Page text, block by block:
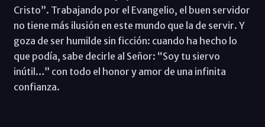
Cristo”. Trabajando por el Evangelio, el buen servidor
no tiene más ilusión en este mundo que la de servir. Y
goza de ser humilde sin ficción: cuando ha hecho lo
que podía, sabe decirle al Señor: “Soy tu siervo
inútil…” con todo el honor y amor de una infinita
confianza.